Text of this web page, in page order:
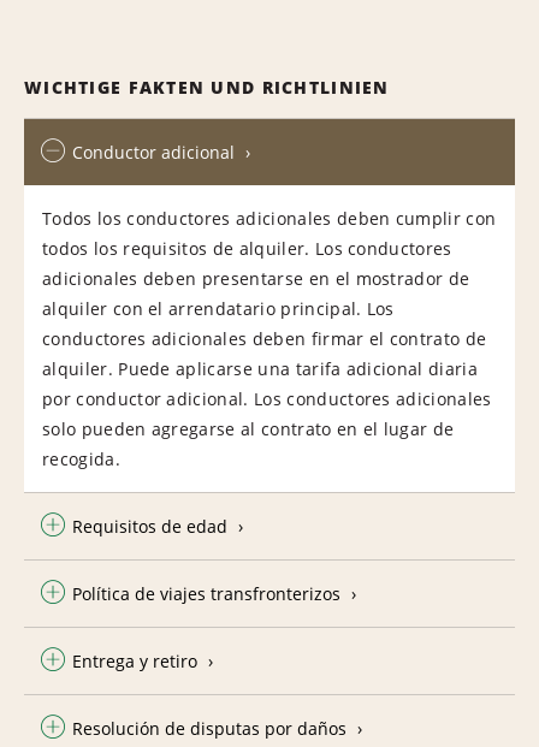
WICHTIGE FAKTEN UND RICHTLINIEN
Conductor adicional
Todos los conductores adicionales deben cumplir con
todos los requisitos de alquiler. Los conductores
adicionales deben presentarse en el mostrador de
alquiler con el arrendatario principal. Los
conductores adicionales deben firmar el contrato de
alquiler. Puede aplicarse una tarifa adicional diaria
por conductor adicional. Los conductores adicionales
solo pueden agregarse al contrato en el lugar de
recogida.
Requisitos de edad
Política de viajes transfronterizos
Entrega y retiro
Resolución de disputas por daños